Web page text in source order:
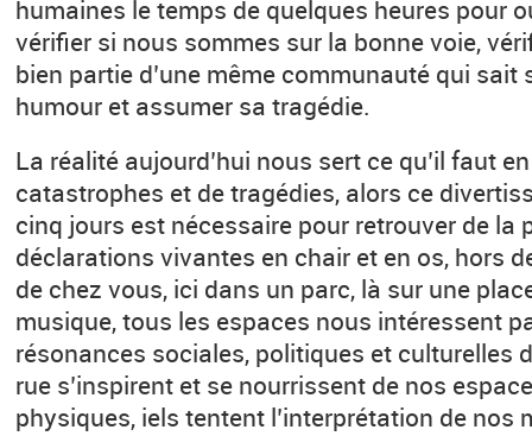
humaines le temps de quelques heures pour
vérifier si nous sommes sur la bonne voie,
bien partie d’une même communauté qui sait
humour et assumer sa tragédie.
La réalité aujourd’hui nous sert ce qu’il faut
catastrophes et de tragédies, alors ce
cinq jours est nécessaire pour retrouver de la
déclarations vivantes en chair et en os, hors
de chez vous, ici dans un parc, là sur une
musique, tous les espaces nous intéressent
résonances sociales, politiques et culturelles
rue s’inspirent et se nourrissent de nos
physiques, iels tentent l’interprétation de nos